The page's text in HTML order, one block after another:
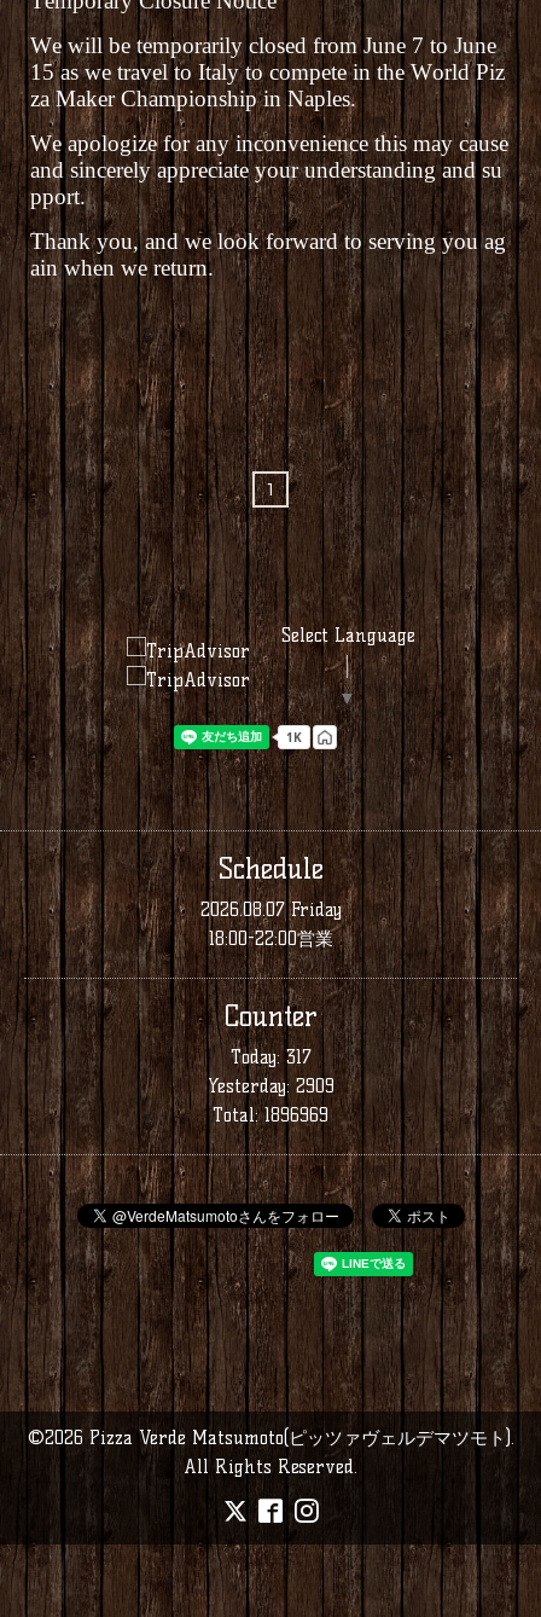
We will be temporarily closed from June 7 to June
15 as we travel to Italy to compete in the World Piz
za Maker Championship in Naples.
We apologize for any inconvenience this may cause
and sincerely appreciate your understanding and su
pport.
Thank you, and we look forward to serving you ag
ain when we return.
1
Select Language
▼
Schedule
2026.08.07 Friday
18:00-22:00営業
Counter
Today:317
Yesterday: 2909
Total:1896969
©2026 Pizza Verde Matsumoto(ピッツァヴェルデマツモト).
All Rights Reserved.